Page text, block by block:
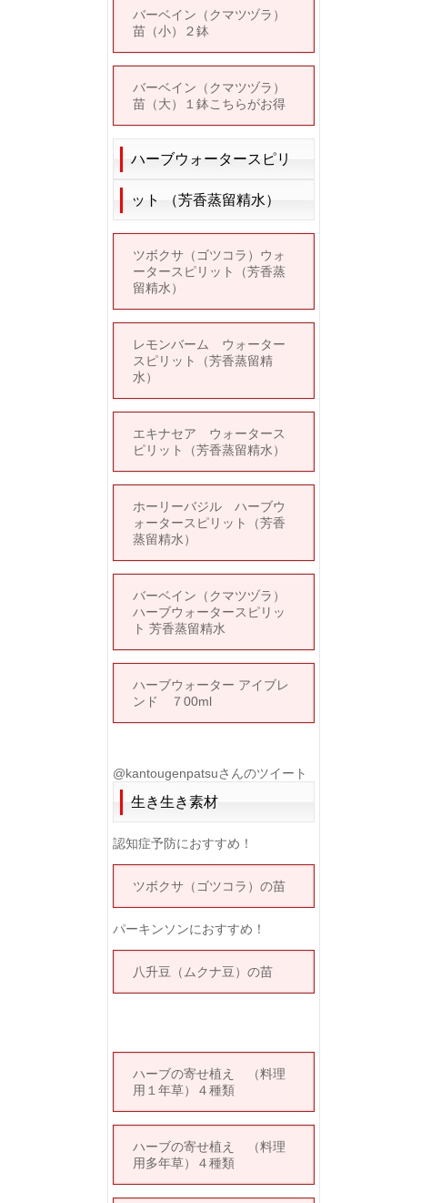
バーベイン（クマツヅラ）
苗（小）２鉢
バーベイン（クマツヅラ）
苗（大）１鉢こちらがお得
ハーブウォータースピリ
ット （芳香蒸留精水）
ツボクサ（ゴツコラ）ウォ
ータースピリット（芳香蒸
留精水）
レモンバーム ウォーター
スピリット（芳香蒸留精
水）
エキナセア ウォータース
ピリット（芳香蒸留精水）
ホーリーバジル ハーブウ
ォータースピリット（芳香
蒸留精水）
バーベイン（クマツヅラ）
ハーブウォータースピリッ
ト 芳香蒸留精水
ハーブウォーター アイブレ
ンド ７00ml
@kantougenpatsuさんのツイート
生き生き素材
認知症予防におすすめ！
ツボクサ（ゴツコラ）の苗
パーキンソンにおすすめ！
八升豆（ムクナ豆）の苗
ハーブの寄せ植え （料理
用１年草）４種類
ハーブの寄せ植え （料理
用多年草）４種類